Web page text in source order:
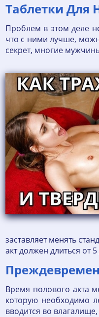
Таблетки Для
Проблем в этом деле
что с ними лучше,
секрет, многие
заставляет менять
акт должен длиться от
Время полового акта
которую необходимо
вводится во